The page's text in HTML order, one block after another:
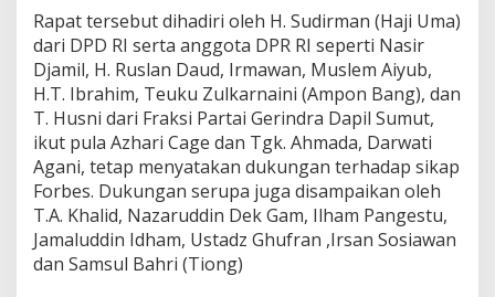
t
P
u
l
a
u
d
i
S
i
n
k
i
Rapat tersebut dihadiri oleh H. Sudirman (Haji Uma)
dari DPD RI serta anggota DPR RI seperti Nasir
Djamil, H. Ruslan Daud, Irmawan, Muslem Aiyub,
H.T. Ibrahim, Teuku Zulkarnaini (Ampon Bang), dan
T. Husni dari Fraksi Partai Gerindra Dapil Sumut,
ikut pula Azhari Cage dan Tgk. Ahmada, Darwati
Agani, tetap menyatakan dukungan terhadap sikap
Forbes. Dukungan serupa juga disampaikan oleh
T.A. Khalid, Nazaruddin Dek Gam, Ilham Pangestu,
Jamaluddin Idham, Ustadz Ghufran ,Irsan Sosiawan
dan Samsul Bahri (Tiong)